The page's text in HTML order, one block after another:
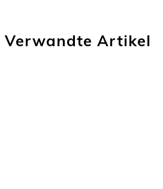
Verwandte Artikel